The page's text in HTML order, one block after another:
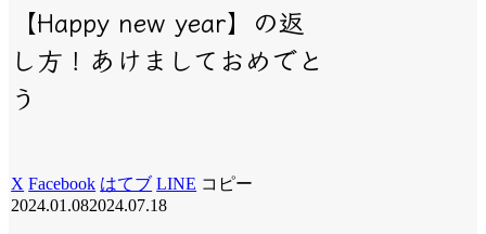
【Happy new year】の返
し方！あけましておめでと
う
X Facebook はてブ LINE コピー
2024.01.082024.07.18